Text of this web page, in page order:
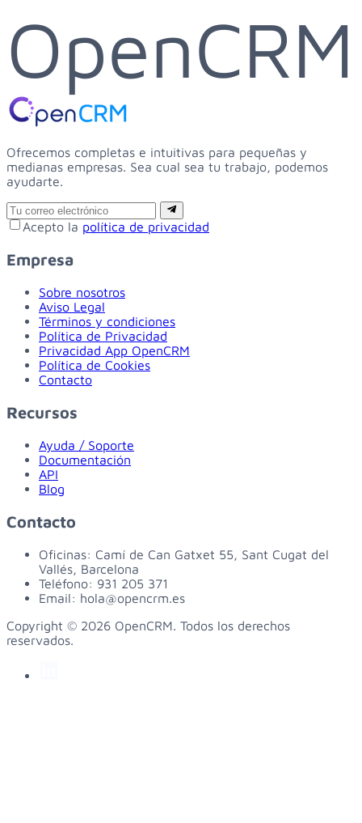
OpenCRM
Ofrecemos completas e intuitivas para pequeñas y
medianas empresas. Sea cual sea tu trabajo, podemos
ayudarte.
Email
Suscribirse
Acepto la política de privacidad
Empresa
Sobre nosotros
Aviso Legal
Términos y condiciones
Política de Privacidad
Privacidad App OpenCRM
Política de Cookies
Contacto
Recursos
Ayuda / Soporte
Documentación
API
Blog
Contacto
Oficinas: Camí de Can Gatxet 55, Sant Cugat del
Vallés, Barcelona
Teléfono: 931 205 371
Email: hola@opencrm.es
Copyright © 2026 OpenCRM. Todos los derechos
reservados.